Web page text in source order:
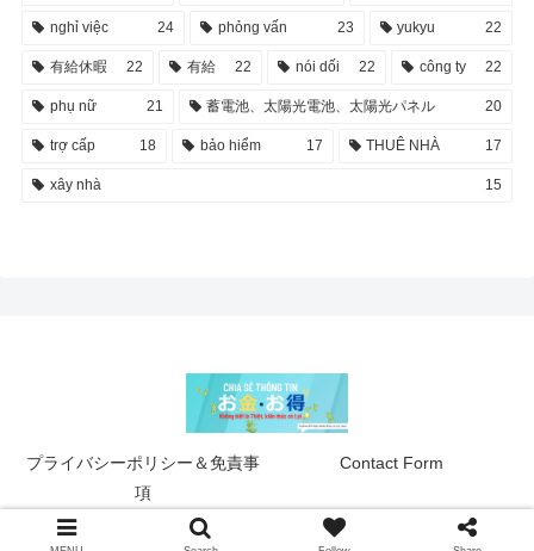
nghỉ việc 24 phỏng vấn 23 yukyu 22
有給休暇 22 有給 22 nói dối 22 công ty 22
phụ nữ 21 蓄電池、太陽光電池、太陽光パネル 20
trợ cấp 18 bảo hiểm 17 THUÊ NHÀ 17
xây nhà 15
プライバシーポリシー＆免責事
項
Contact Form
© 2022 お金＆おとく.